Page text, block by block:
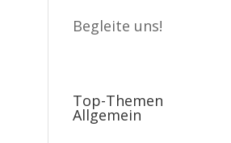
Begleite uns!
Top-Themen
Allgemein